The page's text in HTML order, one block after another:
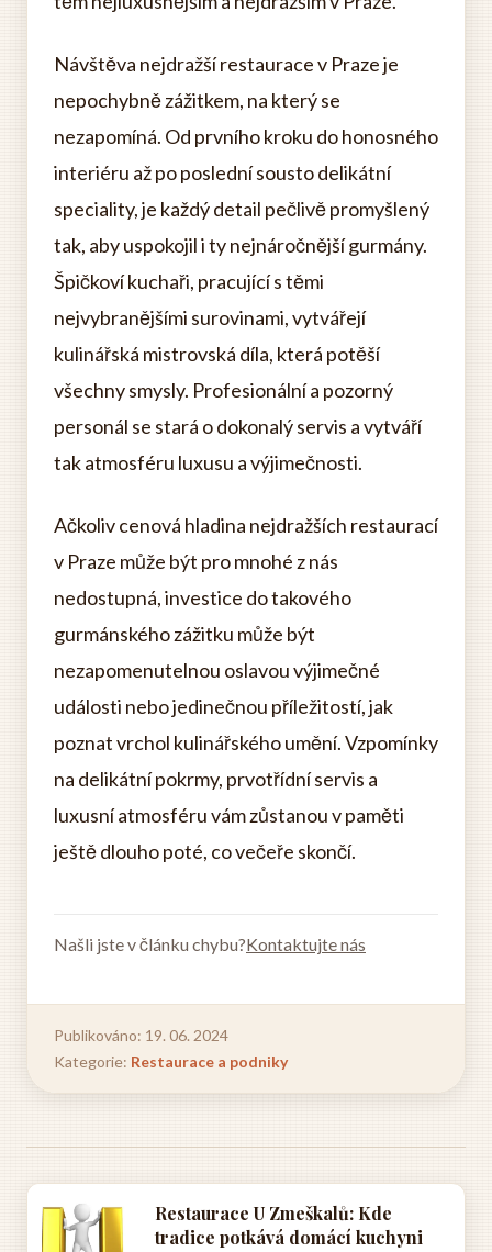
Návštěva nejdražší restaurace v Praze je
nepochybně zážitkem, na který se
nezapomíná. Od prvního kroku do honosného
interiéru až po poslední sousto delikátní
speciality, je každý detail pečlivě promyšlený
tak, aby uspokojil i ty nejnáročnější gurmány.
Špičkoví kuchaři, pracující s těmi
nejvybranějšími surovinami, vytvářejí
kulinářská mistrovská díla, která potěší
všechny smysly. Profesionální a pozorný
personál se stará o dokonalý servis a vytváří
tak atmosféru luxusu a výjimečnosti.
Ačkoliv cenová hladina nejdražších restaurací
v Praze může být pro mnohé z nás
nedostupná, investice do takového
gurmánského zážitku může být
nezapomenutelnou oslavou výjimečné
události nebo jedinečnou příležitostí, jak
poznat vrchol kulinářského umění. Vzpomínky
na delikátní pokrmy, prvotřídní servis a
luxusní atmosféru vám zůstanou v paměti
ještě dlouho poté, co večeře skončí.
Našli jste v článku chybu?Kontaktujte nás
Publikováno: 19. 06. 2024
Kategorie: Restaurace a podniky
Restaurace U Zmeškalů: Kde
tradice potkává domácí kuchyni